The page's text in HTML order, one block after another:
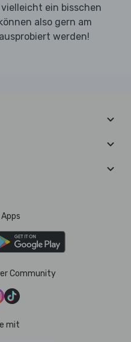
ein bisschen
also gern am
werden!
Community
mit